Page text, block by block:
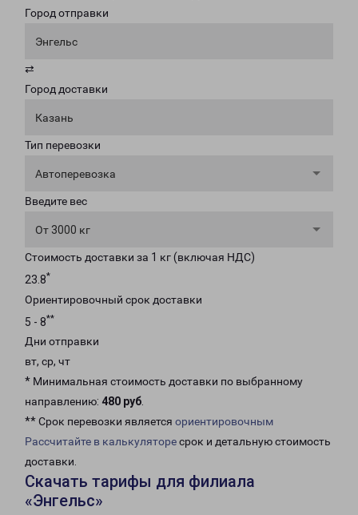
Город отправки
Энгельс
⇄
Город доставки
Казань
Тип перевозки
Автоперевозка
Введите вес
От 3000 кг
Стоимость доставки за 1 кг (включая НДС)
23.8*
Ориентировочный срок доставки
5 - 8**
Дни отправки
вт, ср, чт
* Минимальная стоимость доставки по выбранному
направлению: 480 руб.
** Срок перевозки является ориентировочным
Рассчитайте в калькуляторесрок и детальную стоимость
доставки.
Скачать тарифы для филиала
«Энгельс»